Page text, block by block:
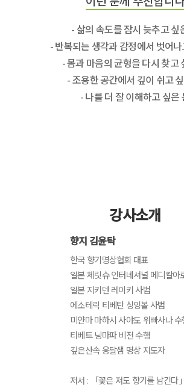
- 삶의 속도를 잠시 늦추고 싶
- 반복되는 생각과 감정에서 벗어
- 몸과 마음의 균형을 다시 찾고
- 조용한 공간에서 깊이 쉬고
- 나를 더 잘 이해하고 싶은
강사소개
향지 김윤탁
한국 향기명상협회 대표
일본 체릿슈 인터네셔널 메디칼아
일본 지키덴 레이키 사범
에소테릭 티베탄 싱잉볼 사범
미얀마 마하시 사야도 위빠사나 수
티베트 닝마파 비전 수행
깊은산속 옹달샘 명상 지도자
저서 : 「꽃은 져도 향기를 남긴다